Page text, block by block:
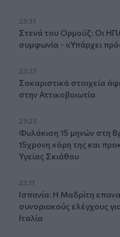
23:31
Στενά του Ορμούζ: Οι
συμφωνία - «Υπάρχει
23:27
Σοκαριστικά στοιχεία
στην Αττικοβοιωτία
23:23
Φυλάκιση 15 μηνών στη
15χρονη κόρη της και
Υγείας Σκιάθου
23:11
Ισπανία: Η Μαδρίτη
συνοριακούς ελέγχους
Ιταλία